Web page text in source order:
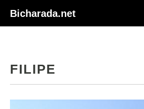
Bicharada.net
FILIPE